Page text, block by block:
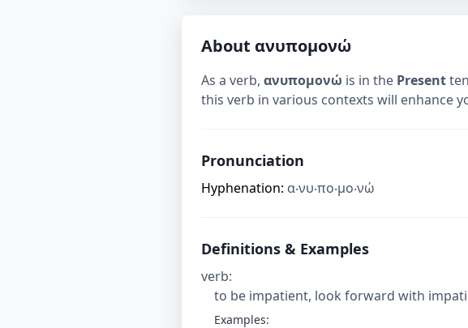
About ανυπομονώ
As a verb, ανυπομονώ is in the Present
this verb in various contexts will enhance
Pronunciation
Hyphenation: α‧νυ‧πο‧μο‧νώ
Definitions & Examples
verb:
to be impatient, look forward with
Examples: